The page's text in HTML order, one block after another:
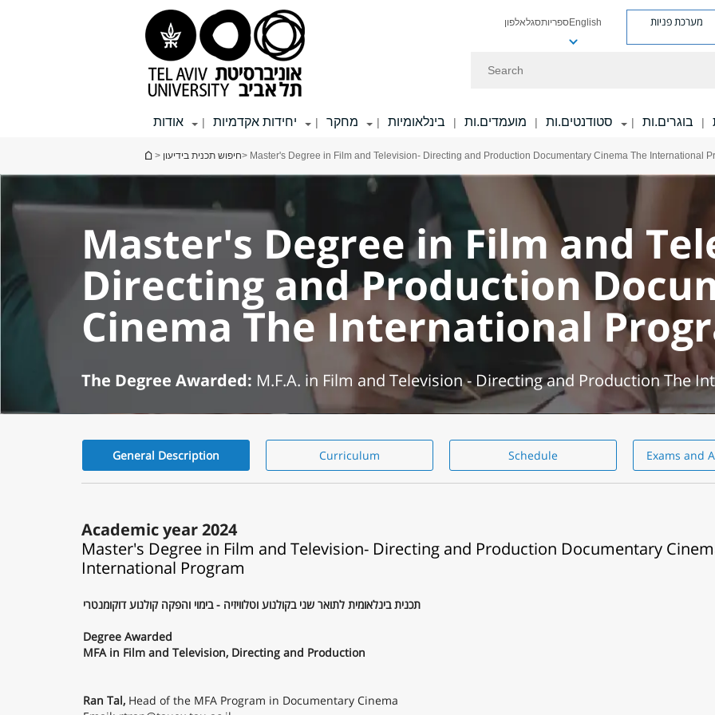
אלפוןסגלספריותEnglish מערכת פניות
אודות | יחידות אקדמיות | מחקר | בינלאומיות | מועמדים.ות | סטודנטים.ות | בוגרים.ות |
הינך נמצא כאן
> חיפוש תכנית בידיעון> Master's Degree in Film and Television- Directing and Production Documentary Cinema The International
Master's Degree in Film and
Directing and Production
Cinema The International
The Degree Awarded: M.F.A. in Film and Television - Directing and Production The
General Description Curriculum Schedule Exams and
Academic year 2024
Master's Degree in Film and Television- Directing and Production Documentary
International Program
תכנית בינלאומית לתואר שני בקולנוע וטלוויזיה - בימוי והפקה קולנוע דוקומנטרי
Degree Awarded
MFA in Film and Television, Directing and Production
Ran Tal, Head of the MFA Program in Documentary Cinema